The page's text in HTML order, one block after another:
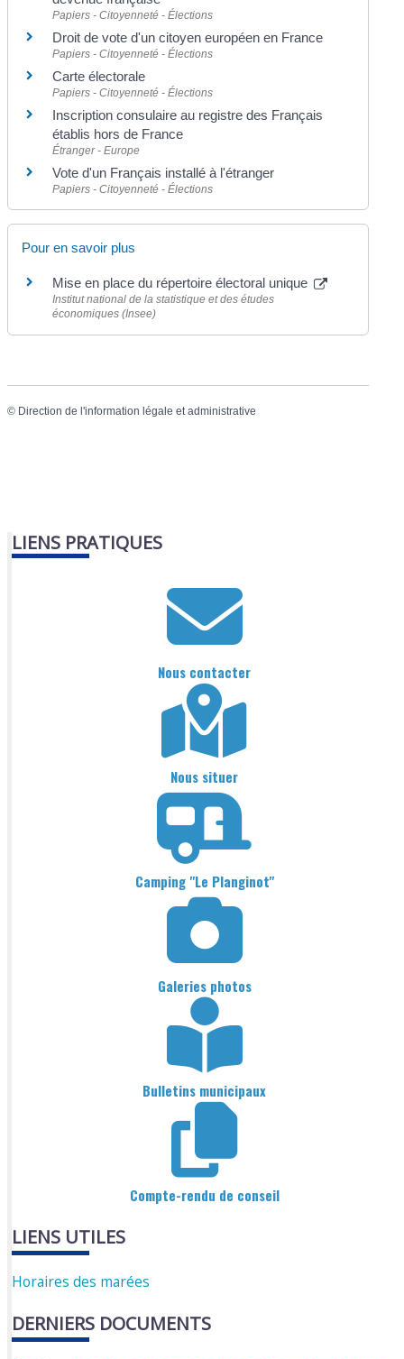
Papiers - Citoyenneté - Élections
Droit de vote d'un citoyen européen en France
Papiers - Citoyenneté - Élections
Carte électorale
Papiers - Citoyenneté - Élections
Inscription consulaire au registre des Français
établis hors de France
Étranger - Europe
Vote d'un Français installé à l'étranger
Papiers - Citoyenneté - Élections
Pour en savoir plus
Mise en place du répertoire électoral unique
Institut national de la statistique et des études
économiques (Insee)
© Direction de l'information légale et administrative
LIENS PRATIQUES
Nous contacter
Nous situer
Camping "Le Planginot"
Galeries photos
Bulletins municipaux
Compte-rendu de conseil
LIENS UTILES
Horaires des marées
DERNIERS DOCUMENTS